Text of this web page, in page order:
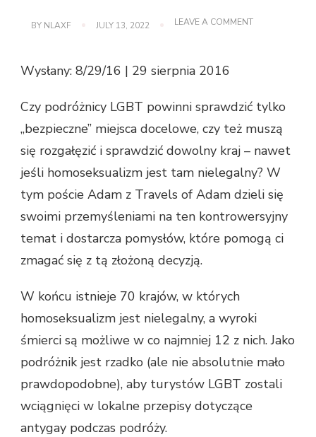
BY NLAXF JULY 13, 2022 LEAVE A COMMENTON
ANTY-
Wysłany: 8/29/16 | 29 sierpnia 2016
Czy podróżnicy LGBT powinni sprawdzić tylko
„bezpieczne” miejsca docelowe, czy też muszą
się rozgałęzić i sprawdzić dowolny kraj – nawet
jeśli homoseksualizm jest tam nielegalny? W
tym poście Adam z Travels of Adam dzieli się
swoimi przemyśleniami na ten kontrowersyjny
temat i dostarcza pomysłów, które pomogą ci
zmagać się z tą złożoną decyzją.
W końcu istnieje 70 krajów, w których
homoseksualizm jest nielegalny, a wyroki
śmierci są możliwe w co najmniej 12 z nich. Jako
podróżnik jest rzadko (ale nie absolutnie mało
prawdopodobne), aby turystów LGBT zostali
wciągnięci w lokalne przepisy dotyczące
antygay podczas podróży.